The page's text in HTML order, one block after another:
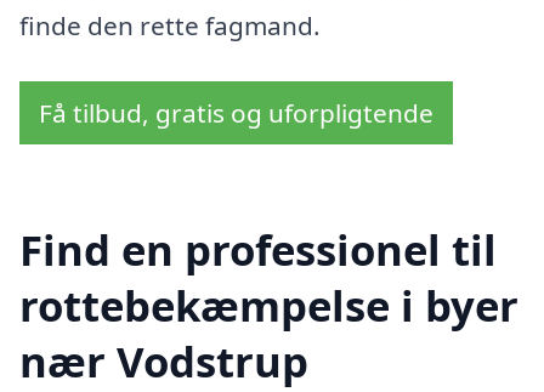
finde den rette fagmand.
Få tilbud, gratis og uforpligtende
Find en professionel til
rottebekæmpelse i byer
nær Vodstrup